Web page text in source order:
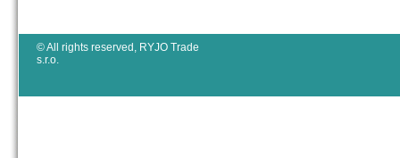
© All rights reserved, RYJO Trade
s.r.o.